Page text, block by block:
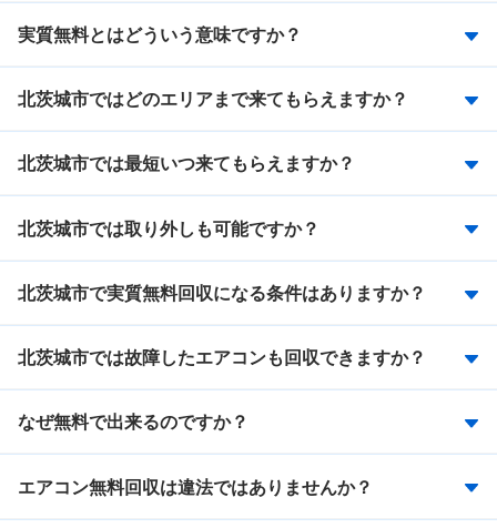
実質無料とはどういう意味ですか？
北茨城市ではどのエリアまで来てもらえますか？
北茨城市では最短いつ来てもらえますか？
北茨城市では取り外しも可能ですか？
北茨城市で実質無料回収になる条件はありますか？
北茨城市では故障したエアコンも回収できますか？
なぜ無料で出来るのですか？
エアコン無料回収は違法ではありませんか？